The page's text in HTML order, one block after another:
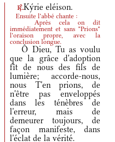
r.Kýrie eléison.
Ensuite l'abbé chante :
Après cela on dit
immédiatement et sans "Prions"
l'oraison propre, avec la
conclusion longue.
Ô Dieu, Tu as voulu
que la grâce d'adoption
fît de nous des fils de
lumière; accorde-nous,
nous T'en prions, de
n'être pas enveloppés
dans les ténèbres de
l'erreur, mais de
demeurer toujours, de
façon manifeste, dans
l'éclat de la vérité.